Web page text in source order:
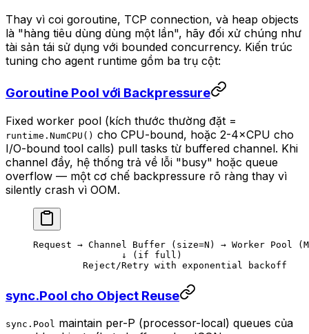
Thay vì coi goroutine, TCP connection, và heap objects
là "hàng tiêu dùng dùng một lần", hãy đối xử chúng như
tài sản tái sử dụng với bounded concurrency. Kiến trúc
tuning cho agent runtime gồm ba trụ cột:
Goroutine Pool với Backpressure
Fixed worker pool (kích thước thường đặt =
runtime.NumCPU() cho CPU-bound, hoặc 2-4×CPU cho
I/O-bound tool calls) pull tasks từ buffered channel. Khi
channel đầy, hệ thống trả về lỗi "busy" hoặc queue
overflow — một cơ chế backpressure rõ ràng thay vì
silently crash vì OOM.
Request → Channel Buffer (size=N) → Worker Pool
                ↓ (if full)
         Reject/Retry with exponential backoff
sync.Pool cho Object Reuse
sync.Pool maintain per-P (processor-local) queues của